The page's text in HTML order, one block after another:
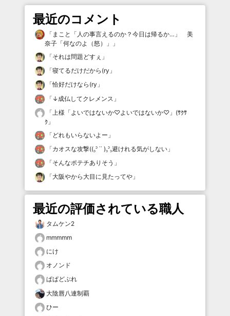
最近のコメント
「 まこと「人の事言えるのか？今日は帰るか…」 美
奈子「何なのよ（怒）」
」
「それは問題どすぇ 」
「寝てるだけだから(ry 」
「恰好だけなら(ry 」
「 ↓成仏してクレメンス 」
「 上様「よいではないか♡よいではないか♡」(ｻｸｻ
ｸ 」
「 どれもいらないよー 」
「カオスな攻撃((꜆꜄ ˙˙ )꜆꜄꜆避けれる気がしない 」
「そんなポテチありそう 」
「大阪やから大目に見たってや 」
最近の評価されている職人
タムケン2
mmmmm
にけ
オノンド
ぱぱどぶれ
大陰唇八連制覇
ひー